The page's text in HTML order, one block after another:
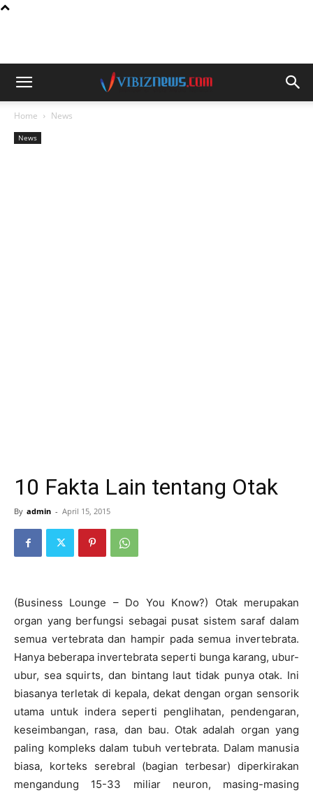
Home News
News
10 Fakta Lain tentang Otak
By admin - April 15, 2015
(Business Lounge – Do You Know?) Otak merupakan
organ yang berfungsi sebagai pusat sistem saraf dalam
semua vertebrata dan hampir pada semua invertebrata.
Hanya beberapa invertebrata seperti bunga karang, ubur-
ubur, sea squirts, dan bintang laut tidak punya otak. Ini
biasanya terletak di kepala, dekat dengan organ sensorik
utama untuk indera seperti penglihatan, pendengaran,
keseimbangan, rasa, dan bau. Otak adalah organ yang
paling kompleks dalam tubuh vertebrata. Dalam manusia
biasa, korteks serebral (bagian terbesar) diperkirakan
mengandung 15-33 miliar neuron, masing-masing